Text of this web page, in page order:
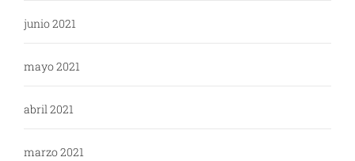
junio 2021
mayo 2021
abril 2021
marzo 2021